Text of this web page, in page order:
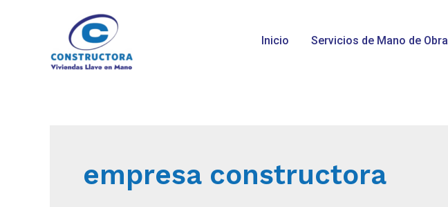
Inicio Servicios de Mano de Obra
empresa constructora